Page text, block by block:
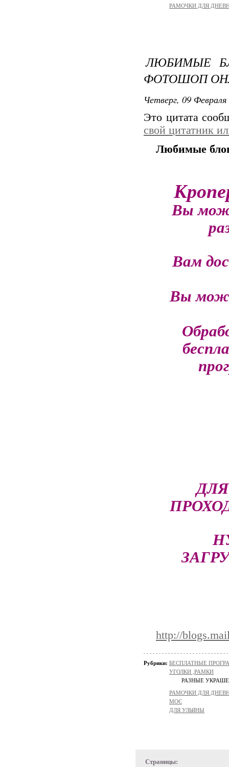
РАМОЧКИ ДЛЯ
ЛЮБИМЫЕ
ФОТОШОП
Четверг, 09
Это цитата
свой цитатник
Любимые
Вы
Вам
Вы
http://
Рубрики: БЕСПЛАТНЫЕ
УГОЛКИ ,РАМКИ
РАЗНЫЕ
РАМОЧКИ ДЛЯ
МОЄ
ДЛЯ УЛЬЯНЫ
Страницы: